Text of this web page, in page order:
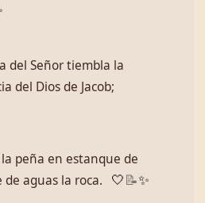
del Señor tiembla la
del Dios de Jacob;
peña en estanque de
aguas la roca.
🤍 📝✨